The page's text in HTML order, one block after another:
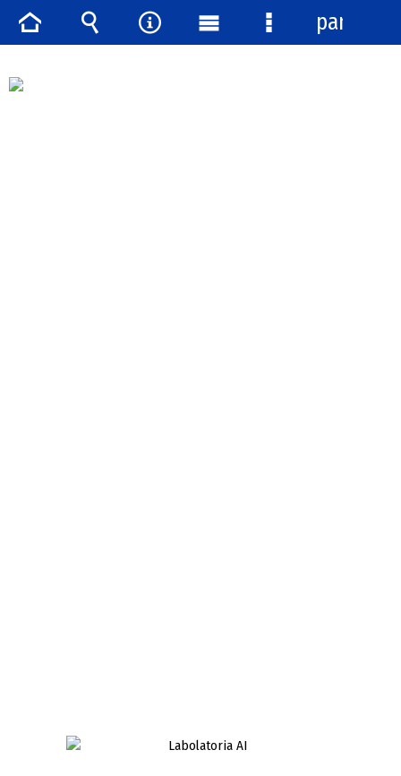
Strona
główna
Wyszukiwarka
Narzędzia
Menu Menu
panel